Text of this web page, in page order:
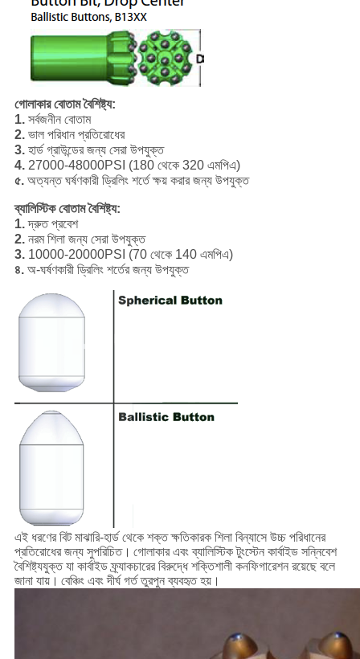
গোলাকার বোতাম বৈশিষ্ট্য:
1.সর্বজনীন বোতাম
2.ভাল পরিধান প্রতিরোধের
3.হার্ড গ্রাউন্ডের জন্য সেরা উপযুক্ত
4.27000-48000PSI (180 থেকে 320 এমপিএ)
৫.অত্যন্ত ঘর্ষণকারী ড্রিলিং শর্তে ক্ষয় করার জন্য উপযুক্ত
ব্যালিস্টিক বোতাম বৈশিষ্ট্য:
1.দ্রুত প্রবেশ
2.নরম শিলা জন্য সেরা উপযুক্ত
3.10000-20000PSI (70 থেকে 140 এমপিএ)
৪.অ-ঘর্ষণকারী ড্রিলিং শর্তের জন্য উপযুক্ত
এই ধরণের বিট মাঝারি-হার্ড থেকে শক্ত ক্ষতিকারক শিলা বিন্যাসে উচ্চ পরিধানের
প্রতিরোধের জন্য সুপরিচিত। গোলাকার এবং ব্যালিস্টিক টুংস্টেন কার্বাইড সন্নিবেশ
বৈশিষ্ট্যযুক্ত যা কার্বাইড ফ্র্যাকচারের বিরুদ্ধে শক্তিশালী কনফিগারেশন রয়েছে বলে
জানা যায়। বেঞ্চিং এবং দীর্ঘ গর্ত তুরপুন ব্যবহৃত হয়।